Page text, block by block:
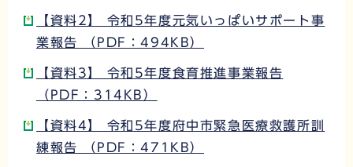
【資料2】 令和5年度元気いっぱいサポート事
業報告 （PDF：494KB）
【資料3】 令和5年度食育推進事業報告
（PDF：314KB）
【資料4】 令和5年度府中市緊急医療救護所訓
練報告 （PDF：471KB）